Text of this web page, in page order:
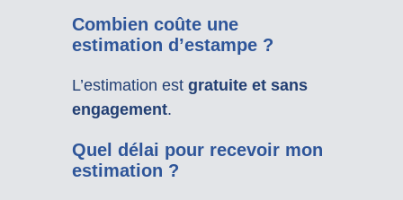
Combien coûte une
estimation d’estampe ?
L’estimation est gratuite et sans
engagement.
Quel délai pour recevoir mon
estimation ?